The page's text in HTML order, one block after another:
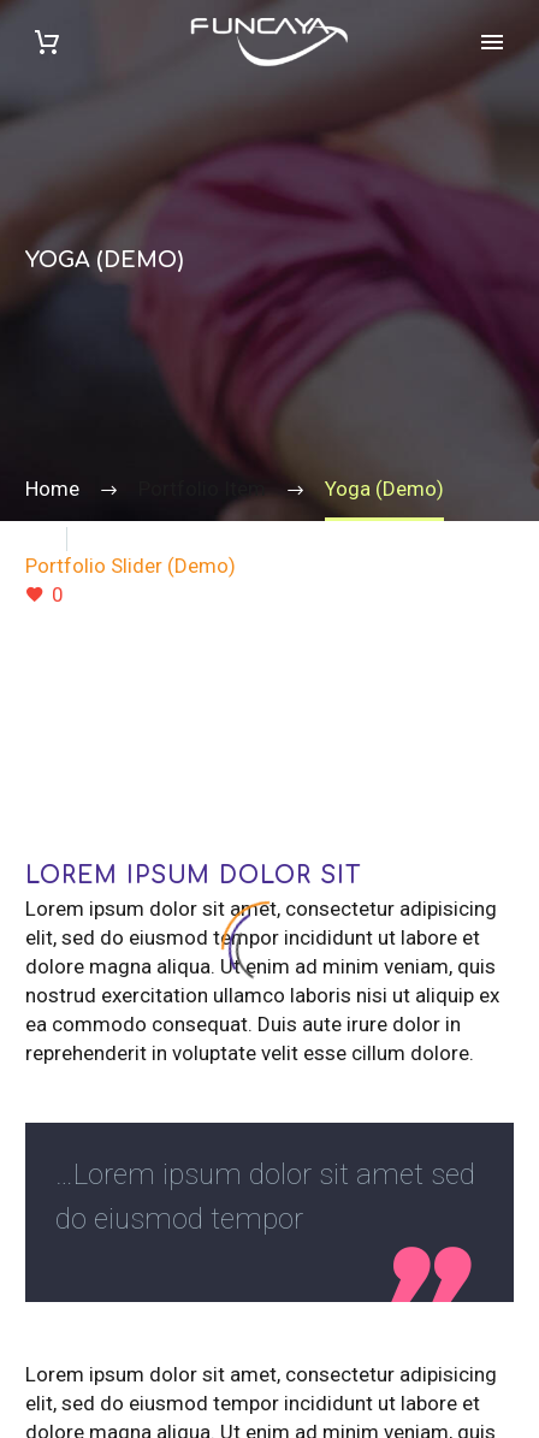
YOGA (DEMO)
Home Yoga (Demo)
Portfolio Slider (Demo)
0
LOREM IPSUM DOLOR SIT
Lorem ipsum dolor sit amet, consectetur adipisicing
elit, sed do eiusmod tempor incididunt ut labore et
dolore magna aliqua. Ut enim ad minim veniam, quis
nostrud exercitation ullamco laboris nisi ut aliquip ex
ea commodo consequat. Duis aute irure dolor in
reprehenderit in voluptate velit esse cillum dolore.
…Lorem ipsum dolor sit amet sed
do eiusmod tempor

Lorem ipsum dolor sit amet, consectetur adipisicing
elit, sed do eiusmod tempor incididunt ut labore et
dolore magna aliqua. Ut enim ad minim veniam, quis